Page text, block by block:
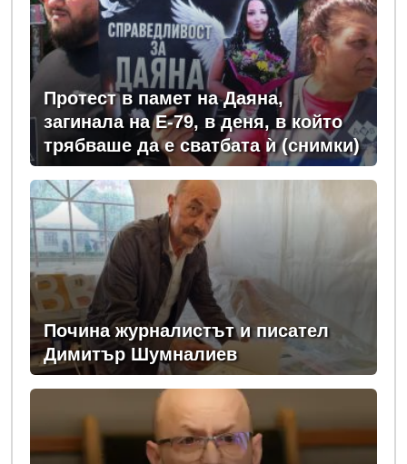
Протест в памет на Даяна,
загинала на Е-79, в деня, в който
трябваше да е сватбата ѝ (снимки)
Почина журналистът и писател
Димитър Шумналиев